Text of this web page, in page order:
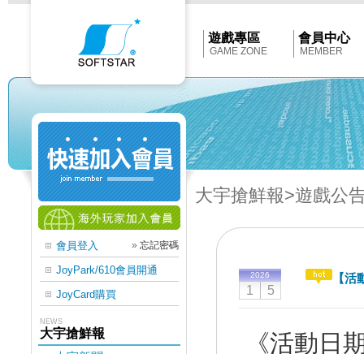
Softstar
遊戲專區
GAME ZONE
會員中心
MEMBER
會員登入 » 忘記密碼
JoyPark/610會員開通
JoyCard購買
NEWS
大宇搶鮮報
大宇搶鮮報>遊戲公
2026
1 5
【
《活動日